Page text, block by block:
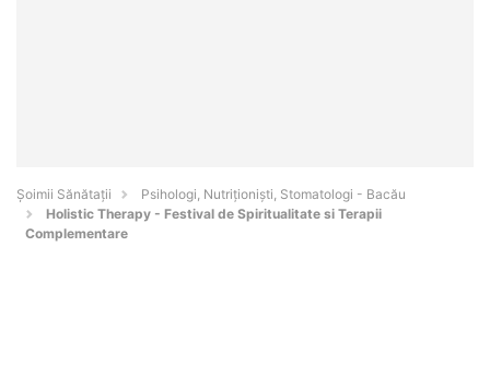
Şoimii Sănătații
Psihologi, Nutriționiști, Stomatologi - Bacău
Holistic Therapy - Festival de Spiritualitate si Terapii
Complementare